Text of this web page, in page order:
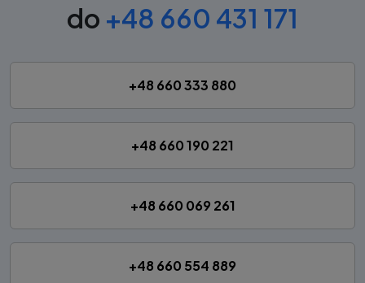
do +48 660 431 171
+48 660 333 880
+48 660 190 221
+48 660 069 261
+48 660 554 889